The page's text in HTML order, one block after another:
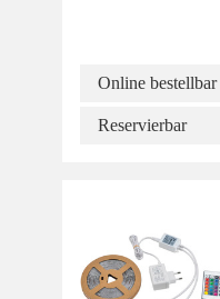
Online bestellbar
Reservierbar